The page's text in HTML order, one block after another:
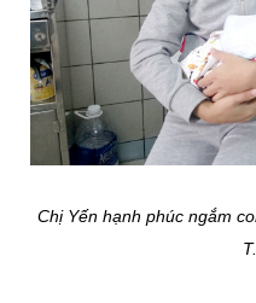
Chị Yến hạnh phúc ngắm